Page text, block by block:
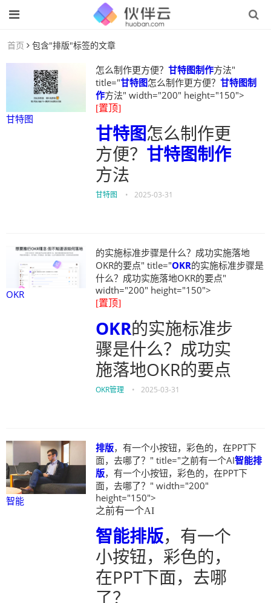
首页 包含"排版"标签的文章
甘特图
怎么制作更方便？ 甘特图制作方法"
title="甘特图怎么制作更方便？ 甘特图制
作方法" width="200" height="150">
[置顶]
甘特图怎么制作更
方便？ 甘特图制作
方法
甘特图 • 2025-03-31
OKR
的实施标准步骤是什么？成功实施落地
OKR的要点" title="OKR的实施标准步骤是
什么？成功实施落地OKR的要点"
width="200" height="150">
[置顶]
OKR的实施标准步
骤是什么？成功实
施落地OKR的要点
OKR管理 • 2025-03-31
智能
排版，有一个小按钮，彩色的，在PPT下
面，去哪了？" title="之前有一个AI智能排
版，有一个小按钮，彩色的，在PPT下
面，去哪了？" width="200"
height="150">
之前有一个AI
智能排版，有一个
小按钮，彩色的，
在PPT下面，去哪
了？